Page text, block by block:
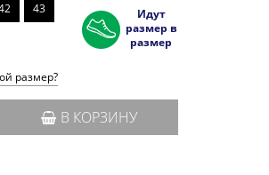
43
Идут
размер в
размер
размер?
В КОРЗИНУ